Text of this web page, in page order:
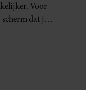
Voor
dat je